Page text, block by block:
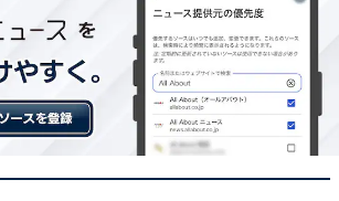
もに、噴火湾で獲れる新鮮な毛ガニ
老牛といったブランド食材を惜しみ
多く、宿泊客の胃袋をつかんでいま
べ歩きも充実しており、五感全てで北